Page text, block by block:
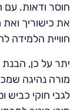
חוסר ודאות.
את כישוריך
חוויית הלמידה
יתר על כן, הבנת
מורה נהיגה
לגבי חוקי כביש